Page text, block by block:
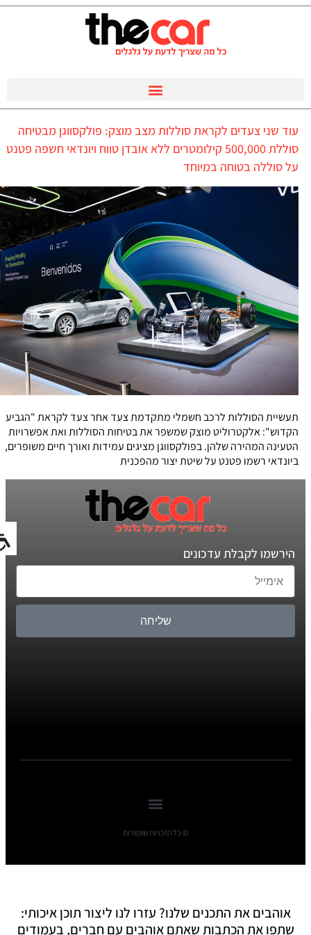
עוד שני צעדים לקראת סוללות מצב מוצק: פולקסווגן מבטיחה
סוללת 500,000 קילומטרים ללא אובדן טווח ויונדאי חשפה פטנט
על סוללה בטוחה במיוחד
תעשיית הסוללות לרכב חשמלי מתקדמת צעד אחר צעד לקראת "הגביע
הקדוש": אלקטרוליט מוצק שמשפר את בטיחות הסוללות ואת אפשרויות
הטעינה המהירה שלהן. בפולקסווגן מציגים עמידות ואורך חיים משופרים,
ביונדאי רשמו פטנט על שיטת יצור מהפכנית
הירשמו לקבלת עדכונים
שליחה
© כל הזכויות שומורות
אוהבים את התכנים שלנו? עזרו לנו ליצור תוכן איכותי:
שתפו את הכתבות שאתם אוהבים עם חברים, בעמודים